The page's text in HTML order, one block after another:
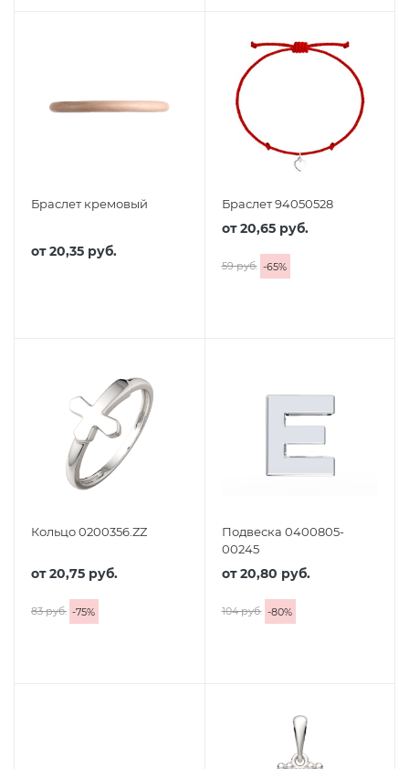
Браслет кремовый
от20,35 руб.
Браслет 94050528
от20,65 руб.
59 руб. -65%
Кольцо 0200356.ZZ
от20,75 руб.
83 руб. -75%
Подвеска 0400805-
00245
от20,80 руб.
104 руб. -80%